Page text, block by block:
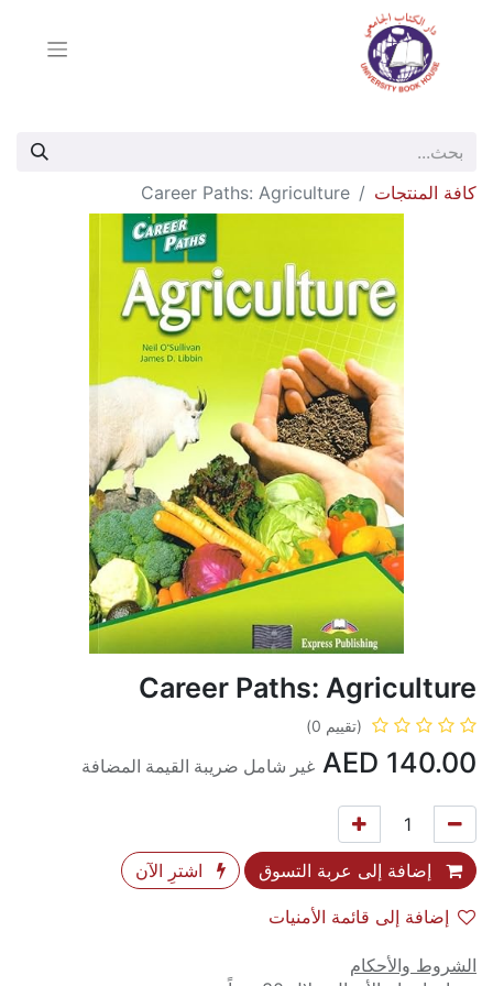
كافة المنتجات Career Paths: Agriculture
Career Paths: Agriculture
(تقييم 0)
140.00 غير شامل ضريبة القيمة المضافة
إضافة إلى عربة التسوق اشترِ الآن
إضافة إلى قائمة الأمنيات
الشروط والأحكام